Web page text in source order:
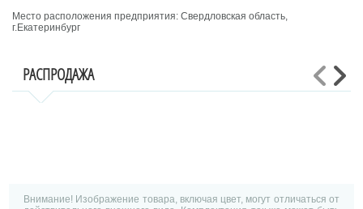
Место расположения предприятия: Свердловская область,
г.Екатеринбург
РАСПРОДАЖА
Внимание! Изображение товара, включая цвет, могут отличаться от